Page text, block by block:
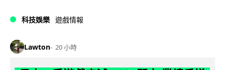
科技娛樂 遊戲情報
Lawton 20 小時